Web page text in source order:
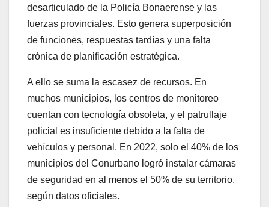
desarticulado de la Policía Bonaerense y las
fuerzas provinciales. Esto genera superposición
de funciones, respuestas tardías y una falta
crónica de planificación estratégica.
A ello se suma la escasez de recursos. En
muchos municipios, los centros de monitoreo
cuentan con tecnología obsoleta, y el patrullaje
policial es insuficiente debido a la falta de
vehículos y personal. En 2022, solo el 40% de los
municipios del Conurbano logró instalar cámaras
de seguridad en al menos el 50% de su territorio,
según datos oficiales.